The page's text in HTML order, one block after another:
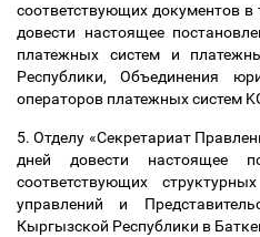
соответствующих документов в
довести настоящее
платежных систем и
Республики, Объединения
операторов платежных систем
5. Отделу «Секретариат
дней довести настоящее
соответствующих
управлений и
Кыргызской Республики в